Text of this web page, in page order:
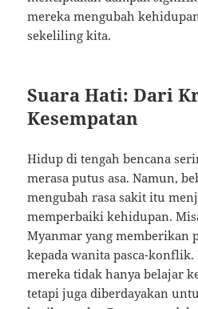
mereka mengubah
sekeliling kita.
Suara Hati: Dari
Kesempatan
Hidup di tengah bencana
merasa putus asa. Namun,
mengubah rasa sakit itu
memperbaiki kehidupan.
Myanmar yang memberikan
kepada wanita pasca-
mereka tidak hanya belajar
tetapi juga diberdayakan